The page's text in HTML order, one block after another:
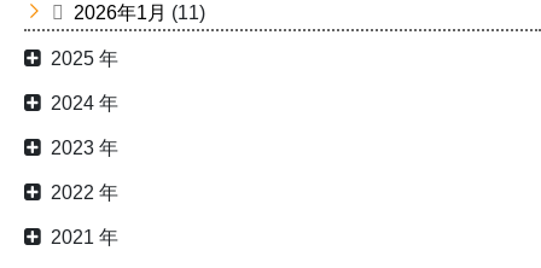
2026年1月 (11)
2025 年
2024 年
2023 年
2022 年
2021 年